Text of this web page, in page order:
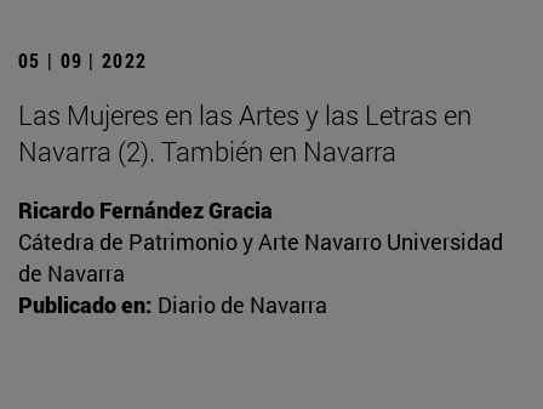
05 | 09 | 2022
Las Mujeres en las Artes y las Letras en
Navarra (2). También en Navarra
Ricardo Fernández Gracia
Cátedra de Patrimonio y Arte Navarro Universidad
de Navarra
Publicado en: Diario de Navarra